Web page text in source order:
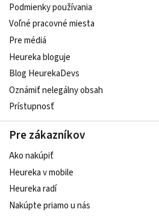
Podmienky používania
Voľné pracovné miesta
Pre médiá
Heureka bloguje
Blog HeurekaDevs
Oznámiť nelegálny obsah
Prístupnosť
Pre zákazníkov
Ako nakúpiť
Heureka v mobile
Heureka radí
Nakúpte priamo u nás